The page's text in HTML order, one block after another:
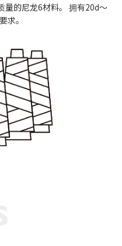
量的尼龙6材料。 拥有20d～
求。